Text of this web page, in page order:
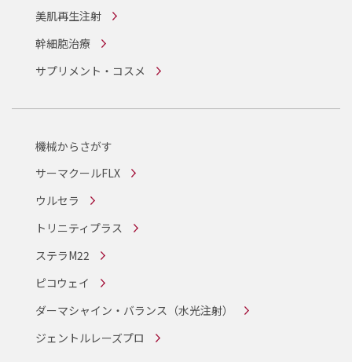
美肌再生注射
幹細胞治療
サプリメント・コスメ
機械からさがす
サーマクールFLX
ウルセラ
トリニティプラス
ステラM22
ピコウェイ
ダーマシャイン・バランス （水光注射）
ジェントルレーズプロ